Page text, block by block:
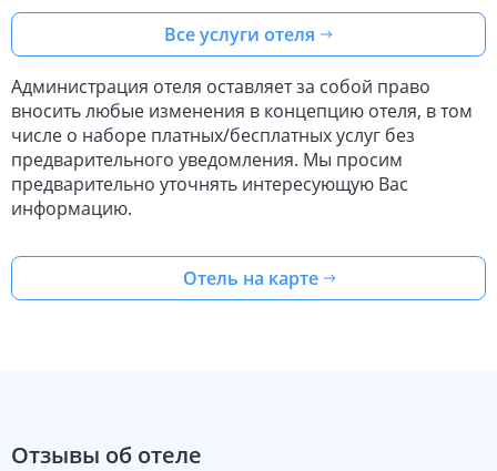
Все услуги отеля
Администрация отеля оставляет за собой право
вносить любые изменения в концепцию отеля, в том
числе о наборе платных/бесплатных услуг без
предварительного уведомления. Мы просим
предварительно уточнять интересующую Вас
информацию.
Отель на карте
Отзывы об отеле